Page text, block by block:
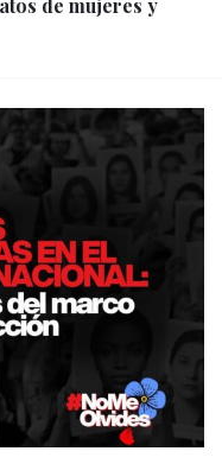
de mujeres y